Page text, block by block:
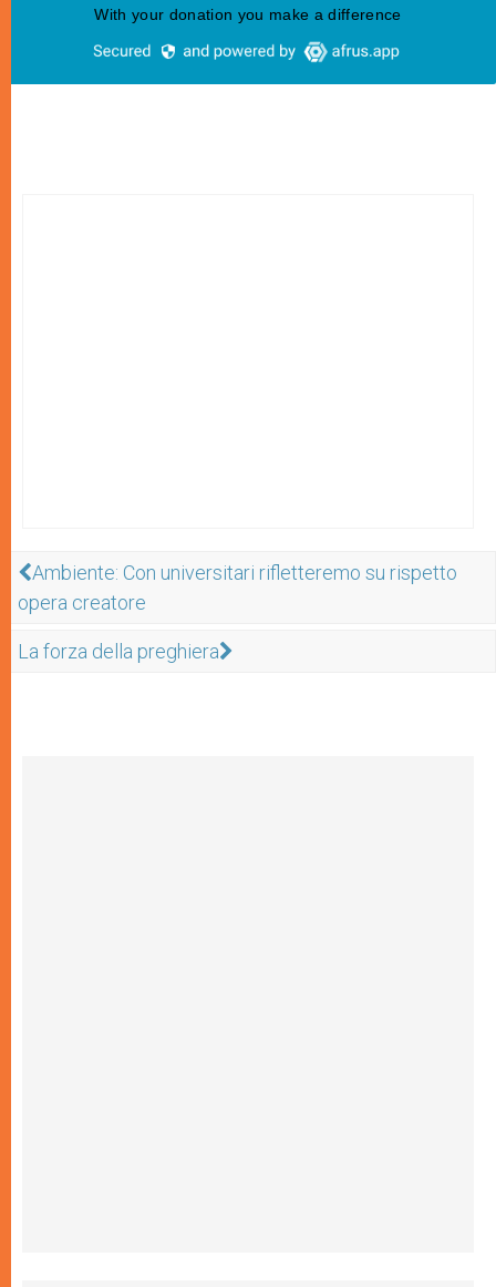
Ambiente: Con universitari rifletteremo su rispetto
opera creatore
La forza della preghiera